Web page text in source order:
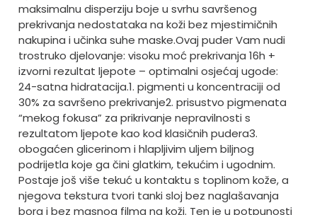
maksimalnu disperziju boje u svrhu savršenog
prekrivanja nedostataka na koži bez mjestimičnih
nakupina i učinka suhe maske.Ovaj puder Vam nudi
trostruko djelovanje: visoku moć prekrivanja 16h +
izvorni rezultat ljepote – optimalni osjećaj ugode:
24-satna hidratacija.1. pigmenti u koncentraciji od
30% za savršeno prekrivanje2. prisustvo pigmenata
“mekog fokusa” za prikrivanje nepravilnosti s
rezultatom ljepote kao kod klasičnih pudera3.
obogaćen glicerinom i hlapljivim uljem biljnog
podrijetla koje ga čini glatkim, tekućim i ugodnim.
Postaje još više tekuć u kontaktu s toplinom kože, a
njegova tekstura tvori tanki sloj bez naglašavanja
bora i bez masnog filma na koži. Ten je u potpunosti